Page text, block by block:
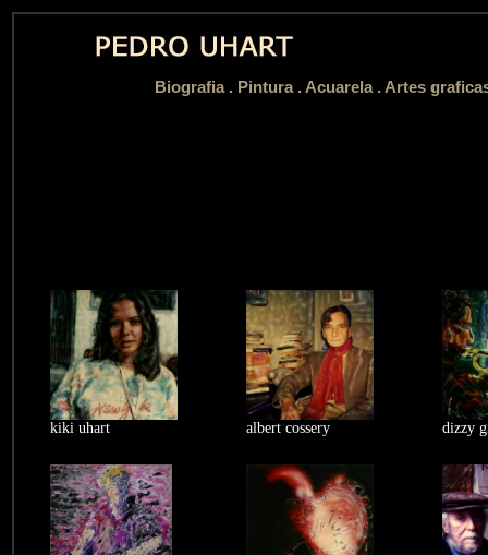
Biografia . Pintura . Acuarela . Artes
kiki uhart albert cossery dizzy